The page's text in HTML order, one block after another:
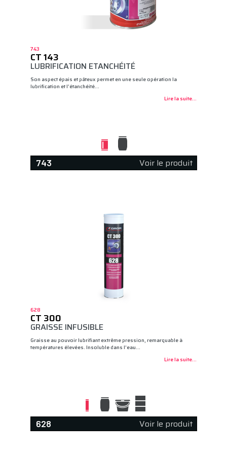
743
CT 143
LUBRIFICATION ETANCHÉITÉ
Son aspect épais et pâteux permet en une seule opération la
lubrification et l’étanchéité…
Lire la suite...
743 Voir le produit
628
CT 300
GRAISSE INFUSIBLE
Graisse au pouvoir lubrifiant extrême pression, remarquable à
températures élevées. Insoluble dans l’eau…
Lire la suite...
628 Voir le produit